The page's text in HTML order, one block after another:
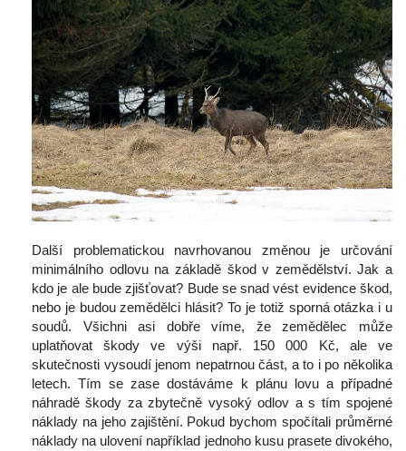
Další problematickou navrhovanou změnou je určování
minimálního odlovu na základě škod v zemědělství. Jak a
kdo je ale bude zjišťovat? Bude se snad vést evidence škod,
nebo je budou zemědělci hlásit? To je totiž sporná otázka i u
oudů. Všichni asi dobře víme, že zemědělec může
uplatňovat škody ve výši např. 150 000 Kč, ale ve
kutečnosti vysoudí jenom nepatrnou část, a to i po několika
letech. Tím se zase dostáváme k plánu lovu a případné
náhradě škody za zbytečně vysoký odlov a s tím spojené
náklady na jeho zajištění. Pokud bychom spočítali průměrné
náklady na ulovení například jednoho kusu prasete divokého,